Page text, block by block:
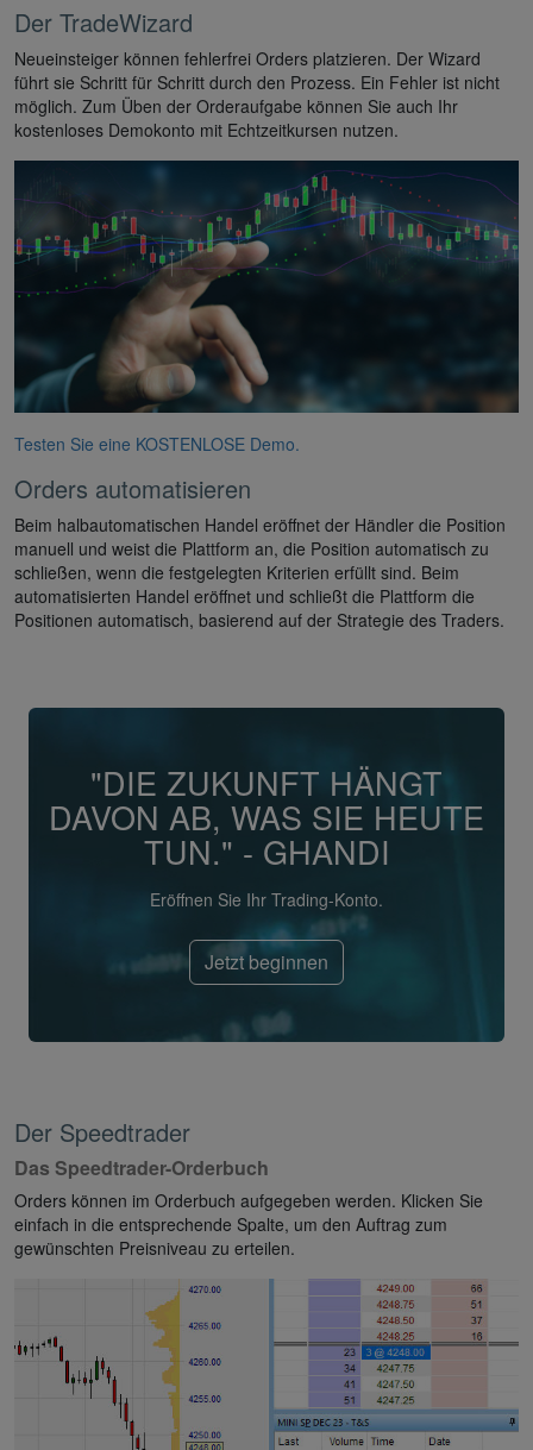
Der TradeWizard
Neueinsteiger können fehlerfrei Orders platzieren. Der Wizard
führt sie Schritt für Schritt durch den Prozess. Ein Fehler ist nicht
möglich. Zum Üben der Orderaufgabe können Sie auch Ihr
kostenloses Demokonto mit Echtzeitkursen nutzen.
Testen Sie eine KOSTENLOSE Demo.
Orders automatisieren
Beim halbautomatischen Handel eröffnet der Händler die Position
manuell und weist die Plattform an, die Position automatisch zu
schließen, wenn die festgelegten Kriterien erfüllt sind. Beim
automatisierten Handel eröffnet und schließt die Plattform die
Positionen automatisch, basierend auf der Strategie des Traders.
"DIE ZUKUNFT HÄNGT
DAVON AB, WAS SIE HEUTE
TUN." - GHANDI
Eröffnen Sie Ihr Trading-Konto.
Jetzt beginnen
Der Speedtrader
Das Speedtrader-Orderbuch
Orders können im Orderbuch aufgegeben werden. Klicken Sie
einfach in die entsprechende Spalte, um den Auftrag zum
gewünschten Preisniveau zu erteilen.